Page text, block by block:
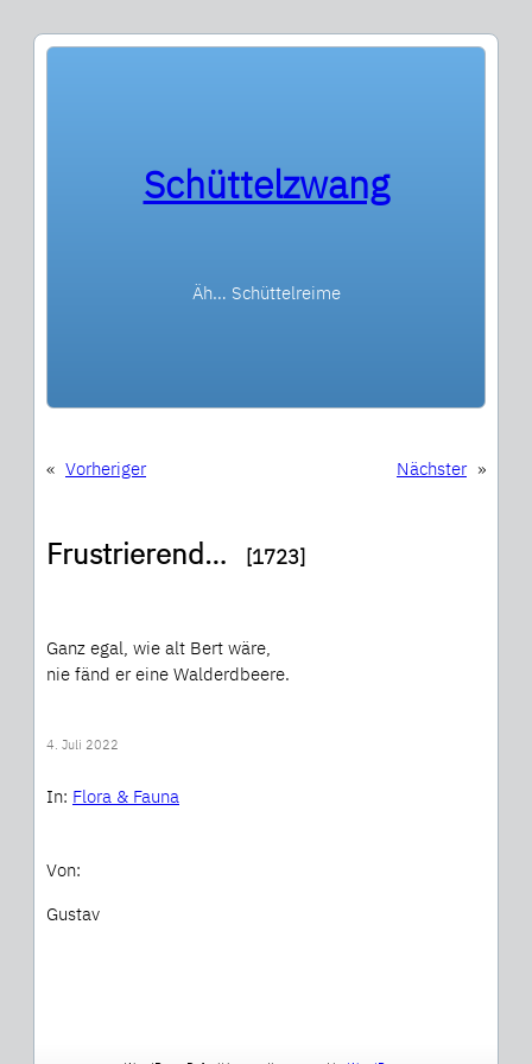
Schüttelzwang
Äh… Schüttelreime
« Vorheriger Nächster »
Frustrierend… [1723]
Ganz egal, wie alt Bert wäre,
nie fänd er eine Walderdbeere.
4. Juli 2022
In: Flora & Fauna
Von:
Gustav